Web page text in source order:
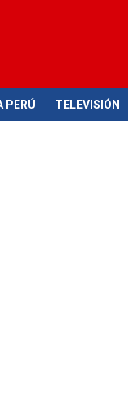
PERÚ TELEVISIÓN